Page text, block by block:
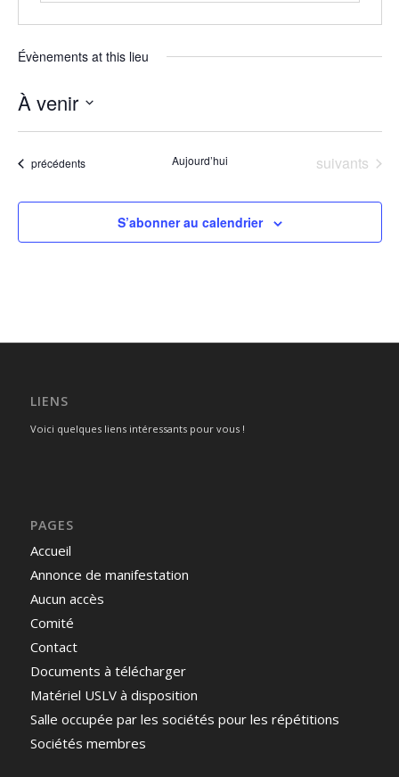
Évènements at this lieu
À venir
date.Évènements
précédents Aujourd’hui Évènements
suivants
S’abonner au calendrier
LIENS
Voici quelques liens intéressants pour vous !
PAGES
Accueil
Annonce de manifestation
Aucun accès
Comité
Contact
Documents à télécharger
Matériel USLV à disposition
Salle occupée par les sociétés pour les répétitions
Sociétés membres